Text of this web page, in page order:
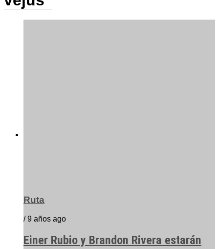
Ruta
/ 9 años ago
Einer Rubio y Brandon Rivera estarán